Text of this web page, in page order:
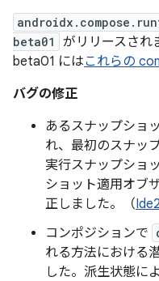
beta01
がリリースされ
beta01 にはこれらの
バグの修正
あるスナップショ
れ、最初のスナッ
実行スナップショ
ショット適用オブ
正しました。（
コンポジションで
れる方法における
した。派生状態に